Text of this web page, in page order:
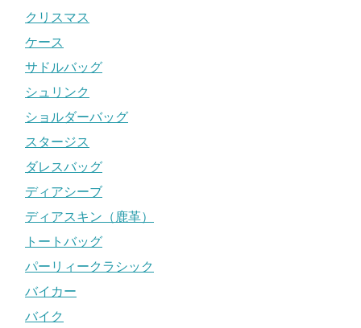
クリスマス
ケース
サドルバッグ
シュリンク
ショルダーバッグ
スタージス
ダレスバッグ
ディアシーブ
ディアスキン（鹿革）
トートバッグ
パーリィークラシック
バイカー
バイク